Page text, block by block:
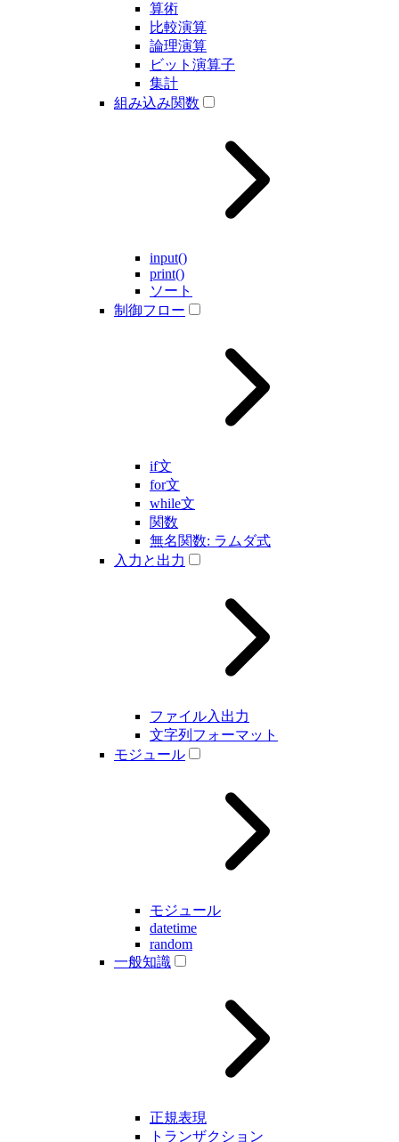
算術
比較演算
論理演算
ビット演算子
集計
組み込み関数
input()
print()
ソート
制御フロー
if文
for文
while文
関数
無名関数: ラムダ式
入力と出力
ファイル入出力
文字列フォーマット
モジュール
モジュール
datetime
random
一般知識
正規表現
トランザクション